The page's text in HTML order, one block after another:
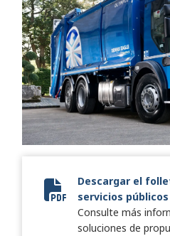
SA8906ES Refuse
Descargar el
servicios públicos
Consulte más
soluciones de